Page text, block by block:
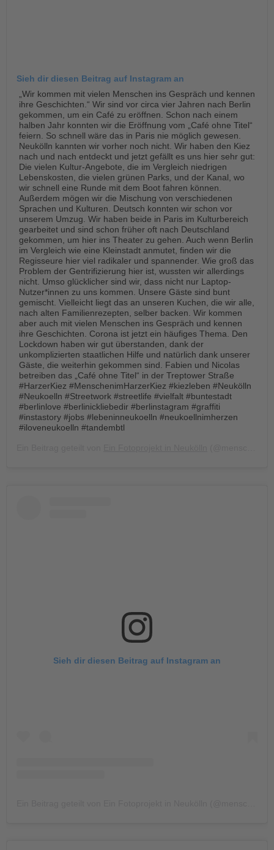
Sieh dir diesen Beitrag auf Instagram an
„Wir kommen mit vielen Menschen ins Gespräch und kennen
ihre Geschichten.“ Wir sind vor circa vier Jahren nach Berlin
gekommen, um ein Café zu eröffnen. Schon nach einem
halben Jahr konnten wir die Eröffnung vom „Café ohne Titel“
feiern. So schnell wäre das in Paris nie möglich gewesen.
Neukölln kannten wir vorher noch nicht. Wir haben den Kiez
nach und nach entdeckt und jetzt gefällt es uns hier sehr gut:
Die vielen Kultur-Angebote, die im Vergleich niedrigen
Lebenskosten, die vielen grünen Parks, und der Kanal, wo
wir schnell eine Runde mit dem Boot fahren können.
Außerdem mögen wir die Mischung von verschiedenen
Sprachen und Kulturen. Deutsch konnten wir schon vor
unserem Umzug. Wir haben beide in Paris im Kulturbereich
gearbeitet und sind schon früher oft nach Deutschland
gekommen, um hier ins Theater zu gehen. Auch wenn Berlin
im Vergleich wie eine Kleinstadt anmutet, finden wir die
Regisseure hier viel radikaler und spannender. Wie groß das
Problem der Gentrifizierung hier ist, wussten wir allerdings
nicht. Umso glücklicher sind wir, dass nicht nur Laptop-
Nutzer*innen zu uns kommen. Unsere Gäste sind bunt
gemischt. Vielleicht liegt das an unseren Kuchen, die wir alle,
nach alten Familienrezepten, selber backen. Wir kommen
aber auch mit vielen Menschen ins Gespräch und kennen
ihre Geschichten. Corona ist jetzt ein häufiges Thema. Den
Lockdown haben wir gut überstanden, dank der
unkomplizierten staatlichen Hilfe und natürlich dank unserer
Gäste, die weiterhin gekommen sind. Fabien und Nicolas
betreiben das „Café ohne Titel“ in der Treptower Straße
#HarzerKiez #MenschenimHarzerKiez #kiezleben #Neukölln
#Neukoelln #Streetwork #streetlife #vielfalt #buntestadt
#berlinlove #berlinickliebedir #berlinstagram #graffiti
#instastory #jobs #lebeninneukoelln #neukoellnimherzen
#iloveneukoelln #tandembtl
Sieh dir diesen Beitrag auf Instagram an